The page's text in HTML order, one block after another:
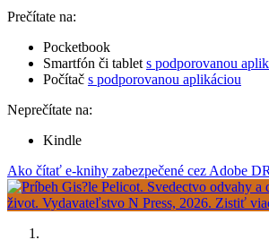
Prečítate na:
Pocketbook
Smartfón či tablet s podporovanou
Počítač s podporovanou aplikáciou
Neprečítate na:
Kindle
Ako čítať e-knihy zabezpečené cez Adobe